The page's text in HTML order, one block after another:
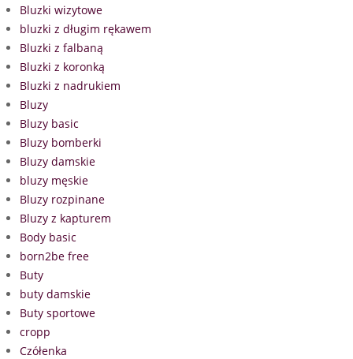
Bluzki wizytowe
bluzki z długim rękawem
Bluzki z falbaną
Bluzki z koronką
Bluzki z nadrukiem
Bluzy
Bluzy basic
Bluzy bomberki
Bluzy damskie
bluzy męskie
Bluzy rozpinane
Bluzy z kapturem
Body basic
born2be free
Buty
buty damskie
Buty sportowe
cropp
Czółenka